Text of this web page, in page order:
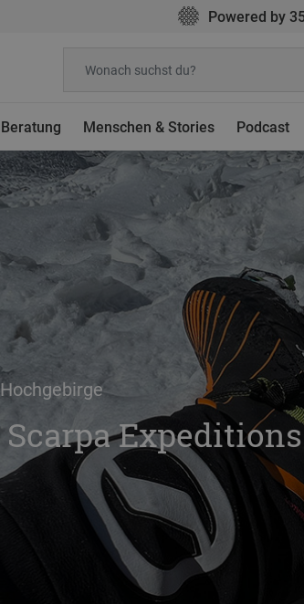
Powered by
Beratung Menschen & Stories Podcast
Scarpa